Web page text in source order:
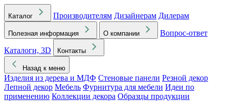
Каталог Производителям Дизайнерам Дилерам
Полезная информация О компании
Вопрос-ответ
Каталоги, 3D
Контакты
Назад к меню
Изделия из дерева и МДФ Стеновые панели Резной декор
Лепной декор Мебель Фурнитура для мебели Идеи по
применению Коллекции декора Образцы продукции